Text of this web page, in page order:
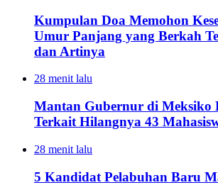
Kumpulan Doa Memohon
Umur Panjang yang Berkah
dan Artinya
28 menit lalu
Mantan Gubernur di Meksiko
Terkait Hilangnya 43
28 menit lalu
5 Kandidat Pelabuhan Baru